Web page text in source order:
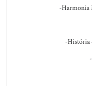
-Harmonia
-História